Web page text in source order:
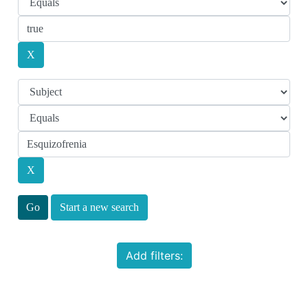
Start a new search
Add filters: